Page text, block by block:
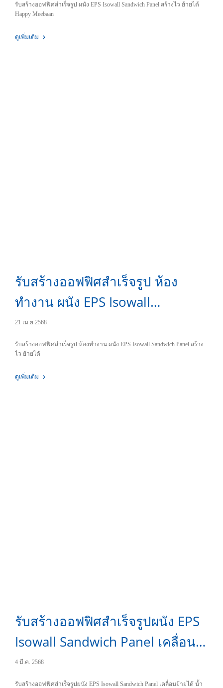
รับสร้างออฟฟิศสำเร็จรูป ผนัง EPS Isowall Sandwich Panel สร้างไว ย้ายได้
Happy Meebaan
ดูเพิ่มเติม
รับสร้างออฟฟิศสำเร็จรูป ห้อง
ทำงาน ผนัง EPS Isowall
Sandwich Panel สร้างไว ย้ายได้
21 เม.ย 2568
รับสร้างออฟฟิศสำเร็จรูป ห้องทำงาน ผนัง EPS Isowall Sandwich Panel สร้าง
ไว ย้ายได้
ดูเพิ่มเติม
รับสร้างออฟฟิศสำเร็จรูปผนัง EPS
Isowall Sandwich Panel เคลื่อน
ย้ายได้ น้ำหนักเบา
4 มี.ค. 2568
รับสร้างออฟฟิศสำเร็จรูปผนัง EPS Isowall Sandwich Panel เคลื่อนย้ายได้ น้ำ